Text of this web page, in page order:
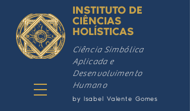
INSTITUTO DE
CIÊNCIAS
HOLÍSTICAS
by Isabel Valente Gomes
Ciência Simbólica
Aplicada e
Desenvolvimento
Humano